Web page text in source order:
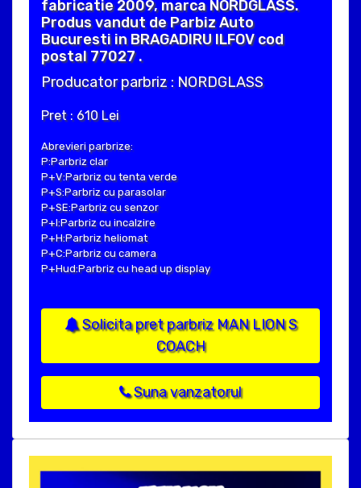
fabricatie 2009, marca NORDGLASS.
Produs vandut de Parbiz Auto
Bucuresti in BRAGADIRU ILFOV cod
postal 77027 .
Producator parbriz : NORDGLASS
Pret : 610 Lei
Abrevieri parbrize:
P:Parbriz clar
P+V:Parbriz cu tenta verde
P+S:Parbriz cu parasolar
P+SE:Parbriz cu senzor
P+I:Parbriz cu incalzire
P+H:Parbriz heliomat
P+C:Parbriz cu camera
P+Hud:Parbriz cu head up display
Solicita pret parbriz MAN LION S
COACH
Suna vanzatorul